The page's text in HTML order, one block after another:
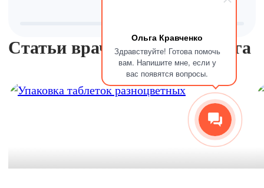
Ольга Кравченко
Здравствуйте! Готова помочь
вам. Напишите мне, если у
вас появятся вопросы.
Статьи врача из нашего блога